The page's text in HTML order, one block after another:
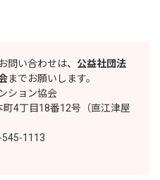
問い合わせは、 公益社団法
までお願いします。
ション協会
4丁目18番12号（直江津屋
1113